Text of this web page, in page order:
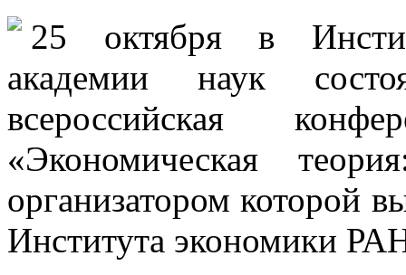
25 октября в
академии наук
всероссийская
«Экономическая
организатором которой
Института экономики